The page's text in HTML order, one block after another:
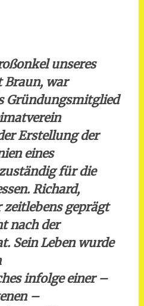
unseres
Braun, war
Gründungsmitglied
Erstellung der
eines
für die
Richard,
zeitlebens geprägt
nach der
Sein Leben wurde
infolge einer –
–